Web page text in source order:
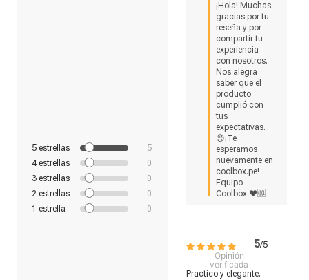
5 estrellas
5
4estrellas
0
3 estrellas
0
2 estrellas
0
1 estrella 0
¡Hola! Muchas
gracias por tu
reseña y por
compartir tu
experiencia
con nosotros.
Nos alegra
saber que el
producto
cumplió con
tus
expectativas.
😊¡Te
esperamos
nuevamente en
coolbox.pe!
Equipo
Coolbox ❤🆒
5/5
Opinión
verificada
Practico y elegante.